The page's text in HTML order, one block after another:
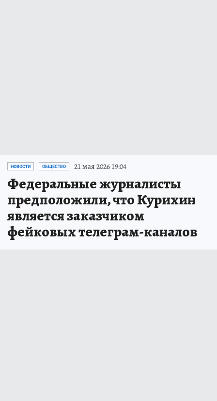
НОВОСТИ ОБЩЕСТВО 21 мая 2026 19:04
Федеральные журналисты
предположили, что Курихин
является заказчиком
фейковых телеграм-каналов